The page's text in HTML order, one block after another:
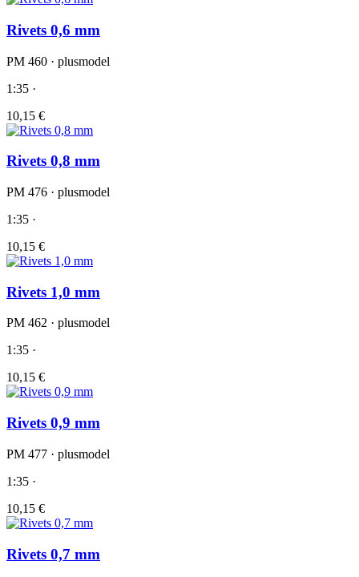
Rivets 0,6 mm
PM 460 · plusmodel
1:35 ·
10,15 €
Rivets 0,8 mm
PM 476 · plusmodel
1:35 ·
10,15 €
Rivets 1,0 mm
PM 462 · plusmodel
1:35 ·
10,15 €
Rivets 0,9 mm
PM 477 · plusmodel
1:35 ·
10,15 €
Rivets 0,7 mm